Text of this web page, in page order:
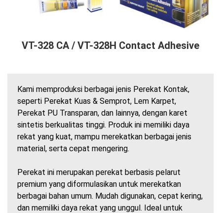
VT-328 CA / VT-328H Contact Adhesive
Kami memproduksi berbagai jenis Perekat Kontak,
seperti Perekat Kuas & Semprot, Lem Karpet,
Perekat PU Transparan, dan lainnya, dengan karet
sintetis berkualitas tinggi. Produk ini memiliki daya
rekat yang kuat, mampu merekatkan berbagai jenis
material, serta cepat mengering.
Perekat ini merupakan perekat berbasis pelarut
premium yang diformulasikan untuk merekatkan
berbagai bahan umum. Mudah digunakan, cepat kering,
dan memiliki daya rekat yang unggul. Ideal untuk